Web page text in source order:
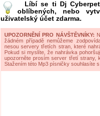
Líbí se ti
Dj
oblíbených, nebo
uživatelský účet zdarma.
UPOZORNĚNÍ PRO NÁVŠTĚVNÍKY:
žádném případě nemůžeme
nesou servery třetích stran, které
Pokud si myslíte, že nahrávka
upozorněte prosím server třetí strany,
Stažením této Mp3 písničky souhlasíte